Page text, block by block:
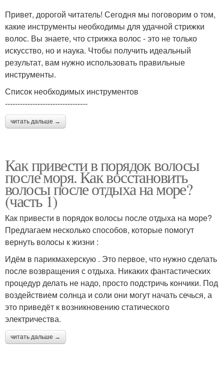
Привет, дорогой читатель! Сегодня мы поговорим о том,
какие инструменты необходимы для удачной стрижки
волос. Вы знаете, что стрижка волос - это не только
искусство, но и наука. Чтобы получить идеальный
результат, вам нужно использовать правильные
инструменты.
Список необходимых инструментов
---------------------------------
читать дальше →
Как привести в порядок волосы
после моря. Как восстановить
волосы после отдыха на море?
(часть 1)
Как привести в порядок волосы после отдыха на море?
Предлагаем несколько способов, которые помогут
вернуть волосы к жизни :
Идём в парикмахерскую . Это первое, что нужно сделать
после возвращения с отдыха. Никаких фантастических
процедур делать не надо, просто подстричь кончики. Под
воздействием солнца и соли они могут начать сечься, а
это приведёт к возникновению статического
электричества.
читать дальше →